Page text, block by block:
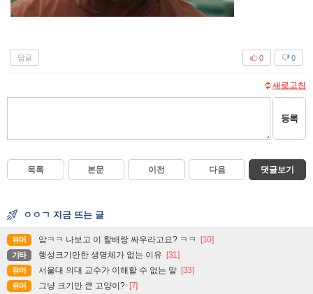
답글 0
0
새로고침
등록
목록 본문 이전 다음 댓글보기
ㅇㅇㄱ 지금 뜨는 글
유머 앜ㅋㅋ 나보고 이 할배랑 싸우라고요? ㅋㅋ [10]
기타 행성크기만한 생명체가 없는 이유 [31]
유머 서울대 의대 교수가 이해할 수 없는 말 [33]
유머 그냥 크기만 큰 고양이? [7]